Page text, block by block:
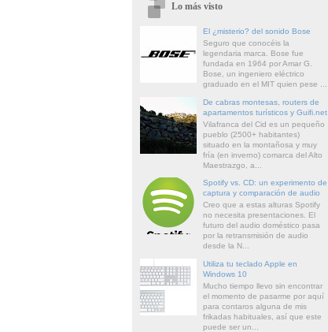
Lo más visto
El ¿misterio? del sonido Bose
Seguro que conocéis la
legendaria marca. Bose fue
fundada en 1964 por Amar G.
Bose, un ingeniero eléctrico
graduado en el MIT quien pese ...
De cabras montesas, routers de
apartamentos turísticos y Guifi.net
Vilafranca del Cid es un pequeño
pueblo (2500+ habitantes)
situado en la montañosa y muy
fría (en inverno) comarca del Alto
Maestrazgo, a...
Spotify vs. CD: un experimento de
captura y comparación de audio
Creo que a estas alturas Spotify
no necesita presentaciones. El
futuro del audio doméstico pasa
por la retransmisión de audio
desde la N...
Utiliza tu teclado Apple en
Windows 10
Mucho tiempo llevo sin encontrar
el momento de pasarme por aquí
para contaros alguna de mis
frikadas habituales, así que este
puede ser un...